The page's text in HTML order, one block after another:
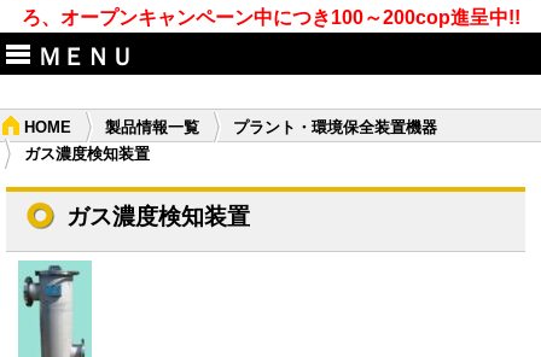
ろ、オープンキャンペーン中につき100～200cop進呈中!!
ＭＥＮＵ
HOME 製品情報一覧
プラント・環境保全装置機器
ガス濃度検知装置
ガス濃度検知装置